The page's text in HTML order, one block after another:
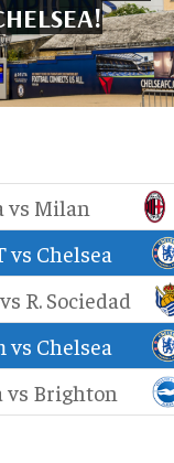
vs Milan
vs Chelsea
R. Sociedad
vs Chelsea
vs Brighton